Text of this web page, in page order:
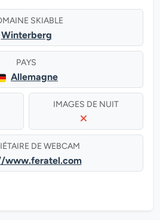
SKIABLE
Winterberg
PAYS
Allemagne
IMAGES DE NUIT
DE WEBCAM
www.feratel.com